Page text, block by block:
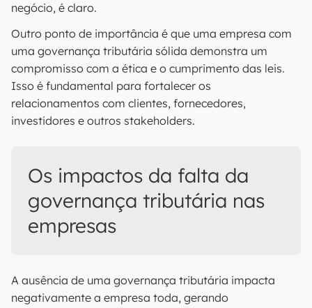
negócio, é claro.
Outro ponto de importância é que uma empresa com
uma governança tributária sólida demonstra um
compromisso com a ética e o cumprimento das leis.
Isso é fundamental para fortalecer os
relacionamentos com clientes, fornecedores,
investidores e outros stakeholders.
Os impactos da falta da
governança tributária nas
empresas
A ausência de uma governança tributária impacta
negativamente a empresa toda, gerando